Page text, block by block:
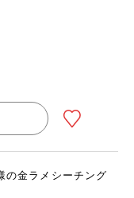
の金ラメシーチング